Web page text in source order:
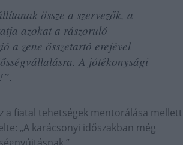
össze a szervezők, a
azokat a rászoruló
a zene összetartó erejével
A jótékonysági
a fiatal tehetségek mentorálása mellett
„A karácsonyi időszakban még